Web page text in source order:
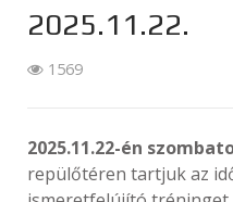
2025.11.22.
1569
2025.11.22-én
repülőtéren tartjuk az